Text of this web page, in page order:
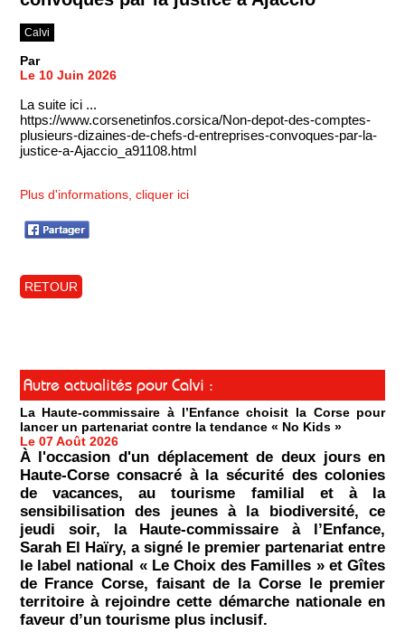
Calvi
Par
Le 10 Juin 2026
La suite ici ...
https://www.corsenetinfos.corsica/Non-depot-des-comptes-
plusieurs-dizaines-de-chefs-d-entreprises-convoques-par-la-
justice-a-Ajaccio_a91108.html
Plus d'informations, cliquer ici
RETOUR
Autre actualités pour Calvi :
La Haute-commissaire à l’Enfance choisit la Corse pour
lancer un partenariat contre la tendance « No Kids »
Le 07 Août 2026
À l'occasion d'un déplacement de deux jours en
Haute-Corse consacré à la sécurité des colonies
de vacances, au tourisme familial et à la
sensibilisation des jeunes à la biodiversité, ce
jeudi soir, la Haute-commissaire à l’Enfance,
Sarah El Haïry, a signé le premier partenariat entre
le label national « Le Choix des Familles » et Gîtes
de France Corse, faisant de la Corse le premier
territoire à rejoindre cette démarche nationale en
faveur d’un tourisme plus inclusif.